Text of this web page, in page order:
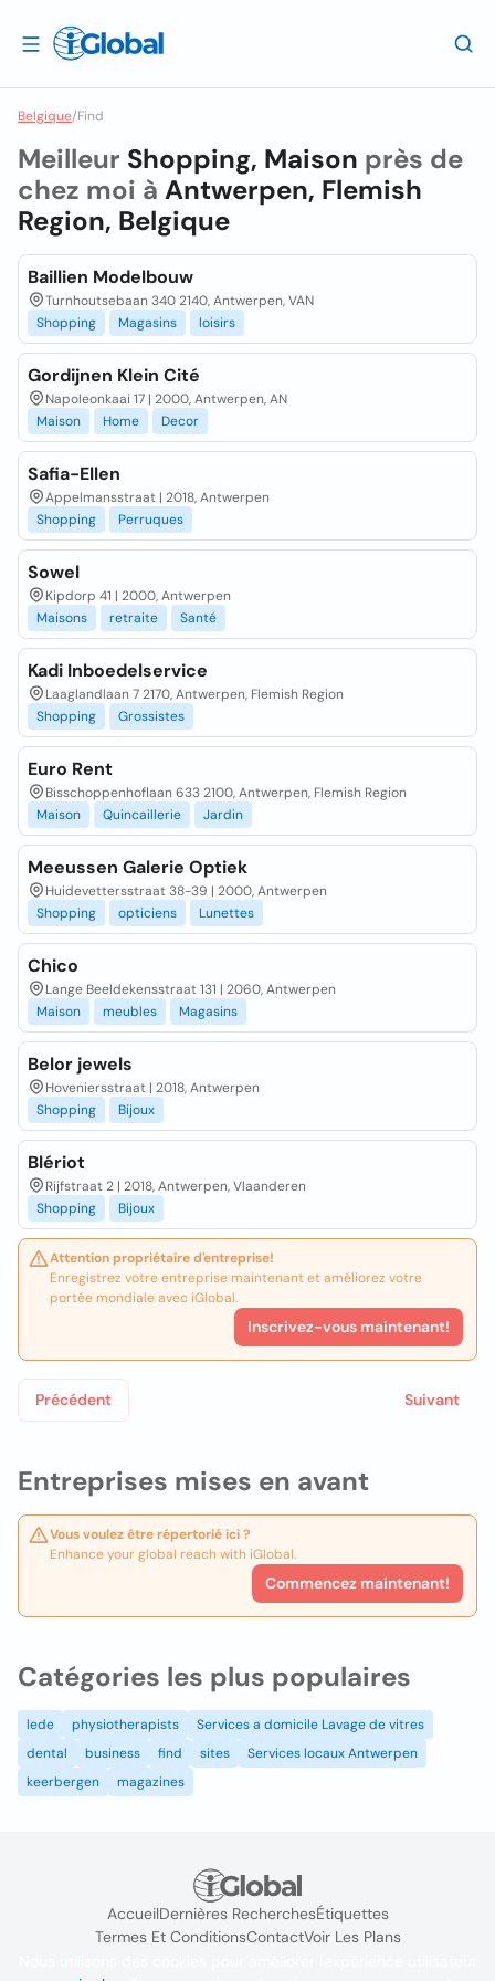
Belgique/Find
Entreprises mises en avant
Vous voulez être répertorié ici ?
Enhance your global reach with iGlobal.
Commencez maintenant!
Meilleur Shopping, Maison près de
chez moi à Antwerpen, Flemish
Region, Belgique
Baillien Modelbouw
Turnhoutsebaan 340 2140, Antwerpen, VAN
Shopping
Magasins loisirs
Gordijnen Klein Cité
Napoleonkaai 17 | 2000, Antwerpen, AN
Maison
Home Decor
Safia-Ellen
Appelmansstraat | 2018, Antwerpen
Shopping
Perruques
Sowel
Kipdorp 41 | 2000, Antwerpen
Maisons
retraite Santé
Kadi Inboedelservice
Laaglandlaan 7 2170, Antwerpen, Flemish Region
Shopping
Grossistes
Euro Rent
Bisschoppenhoflaan 633 2100, Antwerpen, Flemish Region
Maison
Quincaillerie Jardin
Meeussen Galerie Optiek
Huidevettersstraat 38-39 | 2000, Antwerpen
Shopping
opticiens Lunettes
Chico
Lange Beeldekensstraat 131 | 2060, Antwerpen
Maison
meubles Magasins
Belor jewels
Hoveniersstraat | 2018, Antwerpen
Shopping
Bijoux
Blériot
Rijfstraat 2 | 2018, Antwerpen, Vlaanderen
Shopping
Bijoux
Attention propriétaire d'entreprise!
Enregistrez votre entreprise maintenant et améliorez votre
portée mondiale avec iGlobal.
Inscrivez-vous maintenant!
Précédent Suivant
Catégories les plus populaires
lede physiotherapists
Services a domicile Lavage de vitres
dental
business find sites
Services locaux Antwerpen
keerbergen
magazines
AccueilDernières RecherchesÉtiquettes
Termes Et ConditionsContactVoir Les Plans